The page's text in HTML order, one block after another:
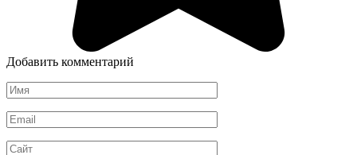
Добавить комментарий
Имя
*
Email
*
Сайт